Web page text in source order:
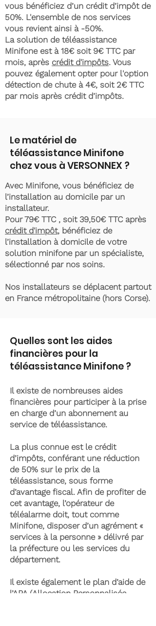
vous bénéficiez d’un crédit d’impôt de
50%. L'ensemble de nos services
vous revient ainsi à -50%.
La solution de téléassistance
Minifone est à 18€ soit 9€ TTC par
mois, après crédit d'impôts. Vous
pouvez également opter pour l'option
détection de chute à 4€, soit 2€ TTC
par mois après crédit d’impôts.
Le matériel de
téléassistance Minifone
chez vous à VERSONNEX ?
Avec Minifone, vous bénéficiez de
l’installation au domicile par un
installateur.
Pour 79€ TTC , soit 39,50€ TTC après
crédit d'impôt, bénéficiez de
l’installation à domicile de votre
solution minifone par un spécialiste,
sélectionné par nos soins.
Nos installateurs se déplacent partout
en France métropolitaine (hors Corse).
Quelles sont les aides
financières pour la
téléassistance Minifone ?
Il existe de nombreuses aides
financières pour participer à la prise
en charge d’un abonnement au
service de téléassistance.
La plus connue est le crédit
d’impôts, conférant une réduction
de 50% sur le prix de la
téléassistance, sous forme
d’avantage fiscal. Afin de profiter de
cet avantage, l’opérateur de
téléalarme doit, tout comme
Minifone, disposer d’un agrément «
services à la personne » délivré par
la préfecture ou les services du
département.
Il existe également le plan d’aide de
l’APA (Allocation Personnalisée